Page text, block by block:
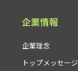
企業情報
企業理念
トップメッセージ